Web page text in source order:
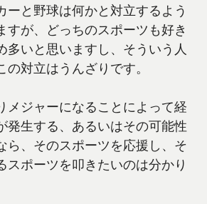
ーと野球は何かと対立するよう
すが、どっちのスポーツも好き
多いと思いますし、そういう人
の対立はうんざりです。
メジャーになることによって経
発生する、あるいはその可能性
ら、そのスポーツを応援し、そ
スポーツを叩きたいのは分かり